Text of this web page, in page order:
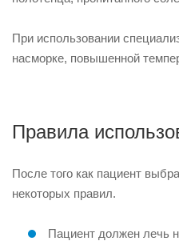
При использовании
насморке, повышенной
Правила
После того как пациент
некоторых правил.
Пациент должен лечь